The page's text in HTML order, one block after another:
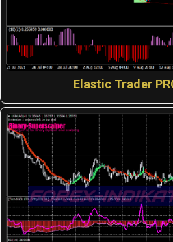
Elastic Trader